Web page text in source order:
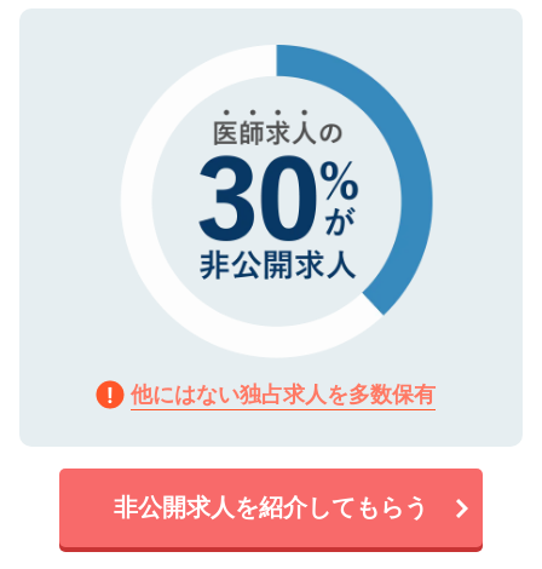
で、機密保持に関してもご安心ください。
ので、まずはご登録ください。
他にはない独占求人を多数保有
非公開求人を紹介してもらう